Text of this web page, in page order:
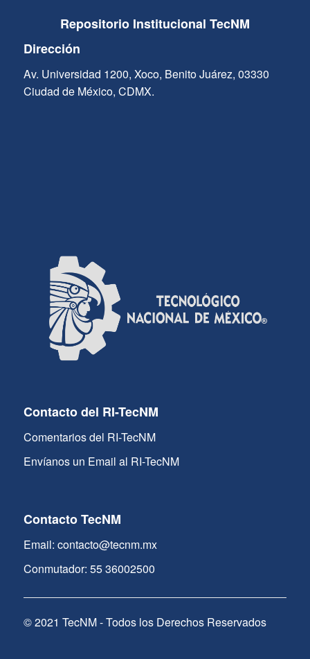
Repositorio Institucional TecNM
Dirección
Av. Universidad 1200, Xoco, Benito Juárez, 03330
Ciudad de México, CDMX.
Contacto del RI-TecNM
Comentarios del RI-TecNM
Envíanos un Email al RI-TecNM
Contacto TecNM
Email: contacto@tecnm.mx
Conmutador: 55 36002500
© 2021 TecNM - Todos los Derechos Reservados